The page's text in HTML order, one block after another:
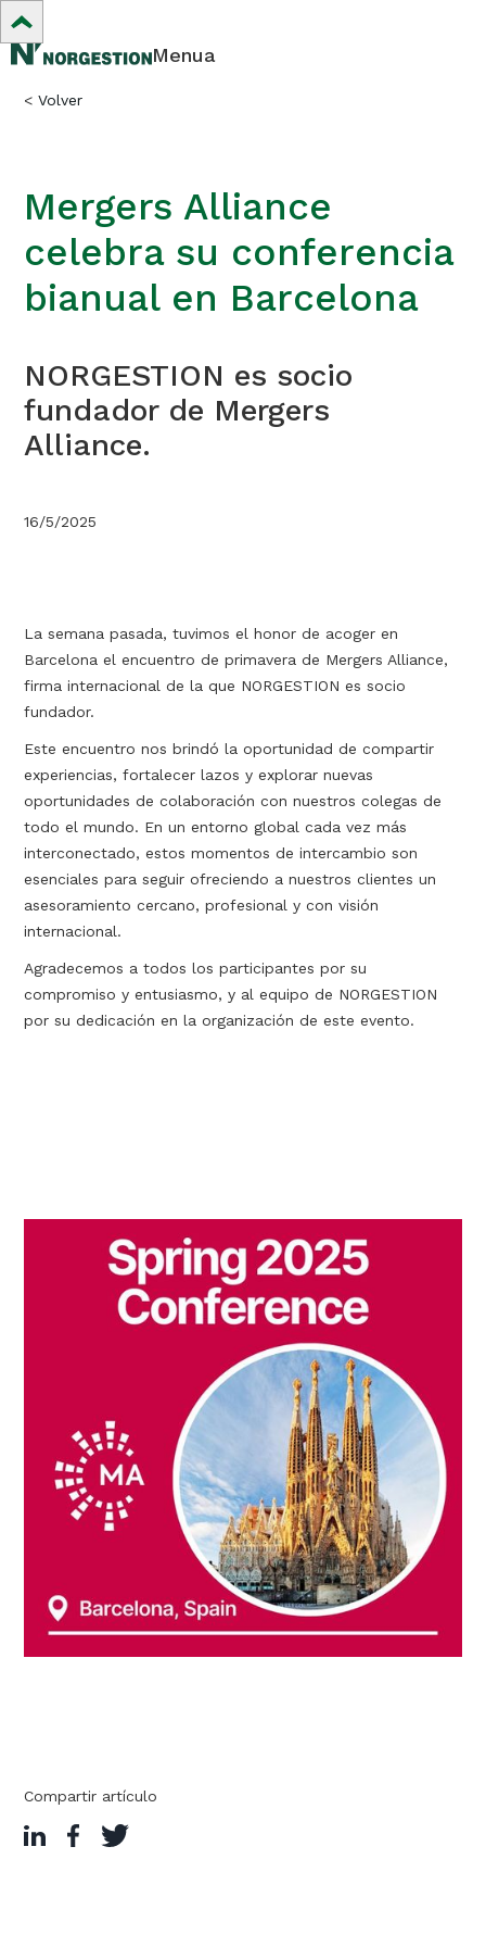
Menua
< Volver
Mergers Alliance
celebra su conferencia
bianual en Barcelona
NORGESTION es socio
fundador de Mergers
Alliance.
16/5/2025
La semana pasada, tuvimos el honor de acoger en
Barcelona el encuentro de primavera de Mergers Alliance,
firma internacional de la que NORGESTION es socio
fundador.
Este encuentro nos brindó la oportunidad de compartir
experiencias, fortalecer lazos y explorar nuevas
oportunidades de colaboración con nuestros colegas de
todo el mundo. En un entorno global cada vez más
interconectado, estos momentos de intercambio son
esenciales para seguir ofreciendo a nuestros clientes un
asesoramiento cercano, profesional y con visión
internacional.
Agradecemos a todos los participantes por su
compromiso y entusiasmo, y al equipo de NORGESTION
por su dedicación en la organización de este evento.
Compartir artículo